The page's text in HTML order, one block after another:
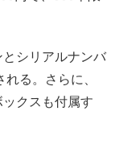
シリアルナンバ
る。さらに、
クスも付属す